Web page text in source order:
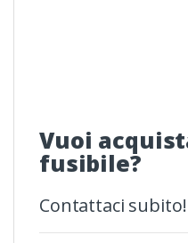
Vuoi
fusibile?
Contattaci subito!